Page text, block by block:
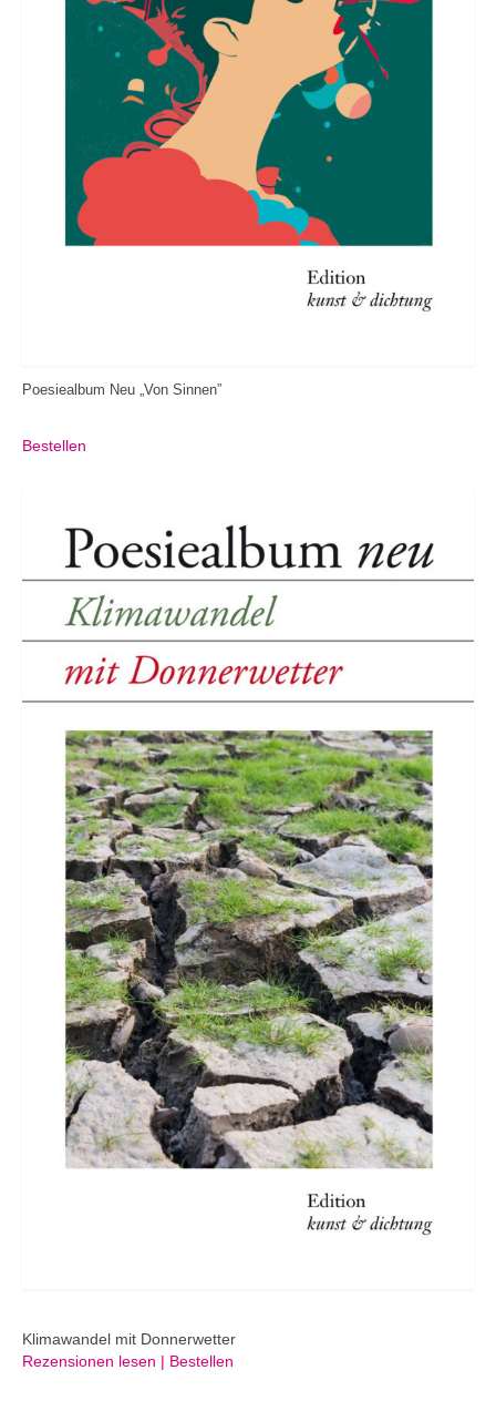
Poesiealbum Neu „Von Sinnen”
Bestellen
Klimawandel mit Donnerwetter
Rezensionen lesen | Bestellen